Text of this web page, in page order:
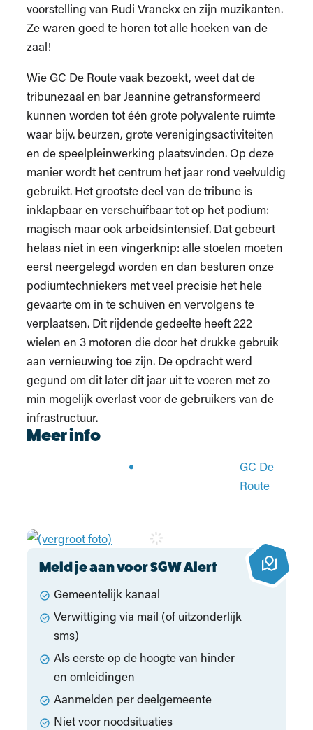
voorstelling van Rudi Vranckx en zijn muzikanten.
Ze waren goed te horen tot alle hoeken van de
zaal!
Wie GC De Route vaak bezoekt, weet dat de
tribunezaal en bar Jeannine getransformeerd
kunnen worden tot één grote polyvalente ruimte
waar bijv. beurzen, grote verenigingsactiviteiten
en de speelpleinwerking plaatsvinden. Op deze
manier wordt het centrum het jaar rond veelvuldig
gebruikt. Het grootste deel van de tribune is
inklapbaar en verschuifbaar tot op het podium:
magisch maar ook arbeidsintensief. Dat gebeurt
helaas niet in een vingerknip: alle stoelen moeten
eerst neergelegd worden en dan besturen onze
podiumtechniekers met veel precisie het hele
gevaarte om in te schuiven en vervolgens te
verplaatsen. Dit rijdende gedeelte heeft 222
wielen en 3 motoren die door het drukke gebruik
aan vernieuwing toe zijn. De opdracht werd
gegund om dit later dit jaar uit te voeren met zo
min mogelijk overlast voor de gebruikers van de
infrastructuur.
Meer info
GC De
Route
Meld je aan voor SGW Alert
Gemeentelijk kanaal
Verwittiging via mail (of uitzonderlijk
sms)
Als eerste op de hoogte van hinder
en omleidingen
Aanmelden per deelgemeente
Niet voor noodsituaties